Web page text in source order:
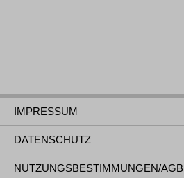
IMPRESSUM
DATENSCHUTZ
NUTZUNGSBESTIMMUNGEN/AGB